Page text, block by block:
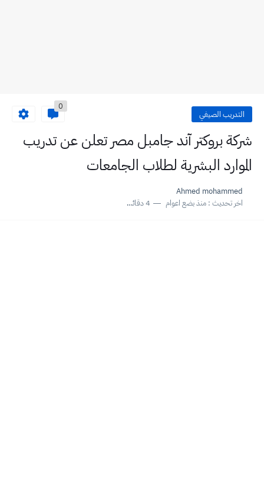
التدريب الصيفي
0
شركة بروكتر آند جامبل مصر تعلن عن تدريب
الموارد البشرية لطلاب الجامعات
Ahmed mohammed
اخر تحديث :منذ بضع اعوام 4 دقائق للقراءة